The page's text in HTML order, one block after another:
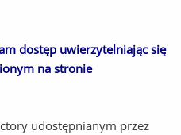
dostęp uwierzytelniając się
na stronie
udostępnianym przez